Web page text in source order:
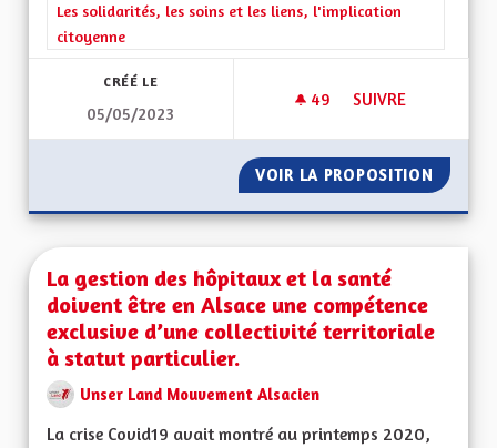
Filtrer les résultats de la catégorie : Les solidarités, les soins
Les solidarités, les soins et les liens, l'implication
citoyenne
CRÉÉ LE
05/05/2023
49 49 ABONNÉS
SUIVRE
VOIR LA PROPOSITION LE
La gestion des hôpitaux et la santé
doivent être en Alsace une compétence
exclusive d’une collectivité territoriale
à statut particulier.
Unser Land Mouvement Alsacien
La crise Covid19 avait montré au printemps 2020,